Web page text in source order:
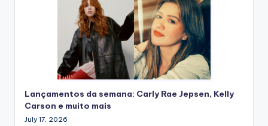
Lançamentos da semana: Carly Rae Jepsen, Kelly
Carson e muito mais
July 17, 2026